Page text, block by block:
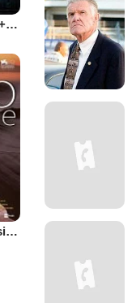
Justin Timberlake + The Tennessee Kids
Enzo Avitabile Music Life